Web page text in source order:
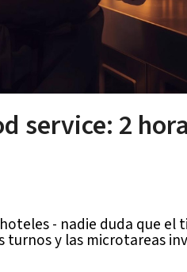
service: 2
- nadie duda que el
y las microtareas